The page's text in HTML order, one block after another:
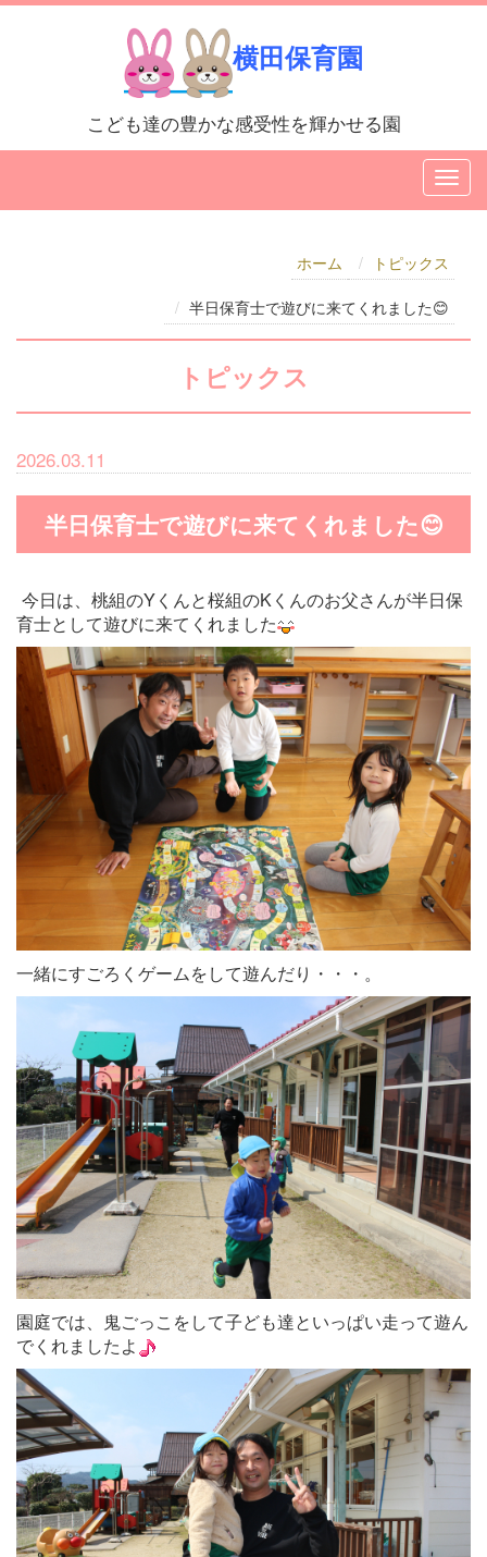
横田保育園
こども達の豊かな感受性を輝かせる園
ホーム トピックス
半日保育士で遊びに来てくれました😊
トピックス
2026.03.11
半日保育士で遊びに来てくれました😊
今日は、桃組のYくんと桜組のKくんのお父さんが半日保
育士として遊びに来てくれました
一緒にすごろくゲームをして遊んだり・・・。
園庭では、鬼ごっこをして子ども達といっぱい走って遊ん
でくれましたよ